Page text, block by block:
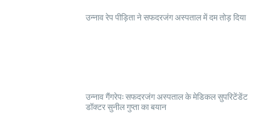
उन्नाव रेप पीड़िता ने सफदरजंग अस्पताल में दम तोड़ दिया
उन्नाव गैंगरेप: सफदरजंग अस्पताल के मेडिकल सुपरिटेंडेंट
डॉक्टर सुनील गुप्ता का बयान